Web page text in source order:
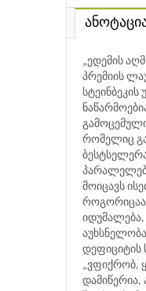
„ედემის
პრემიის
სტეინბეკის
რომელიც
მოიცავს
როგორიცაა
დეფიციტის
„ვფიქრობ,
დამიწერია,